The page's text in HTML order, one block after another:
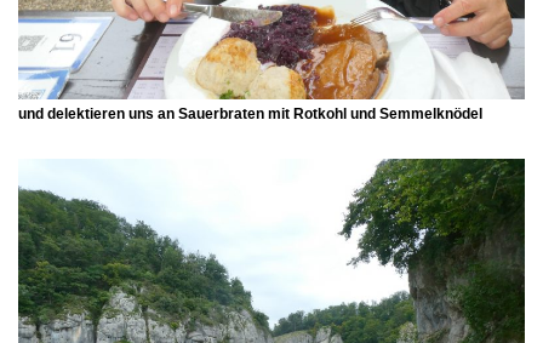
und delektieren uns an Sauerbraten mit Rotkohl und Semmelknödel